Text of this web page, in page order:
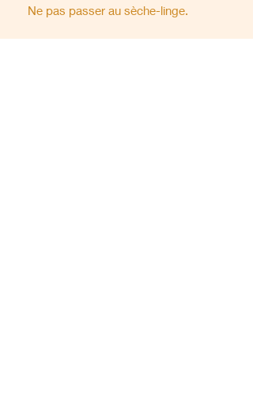
Ne pas passer au sèche-linge.